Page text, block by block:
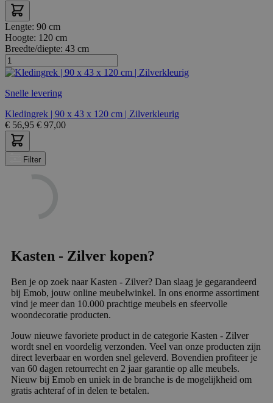
Lengte: 90 cm
Hoogte: 120 cm
Breedte/diepte: 43 cm
Snelle levering
Kledingrek | 90 x 43 x 120 cm | Zilverkleurig
€ 56,95 € 97,00
Filter
Kasten - Zilver kopen?
Ben je op zoek naar Kasten - Zilver? Dan slaag je gegarandeerd
bij Emob, jouw online meubelwinkel. In ons enorme assortiment
vind je meer dan 10.000 prachtige meubels en sfeervolle
woondecoratie producten.
Jouw nieuwe favoriete product in de categorie Kasten - Zilver
wordt snel en voordelig verzonden. Veel van onze producten zijn
direct leverbaar en worden snel geleverd. Bovendien profiteer je
van 60 dagen retourrecht en 2 jaar garantie op alle meubels.
Nieuw bij Emob en uniek in de branche is de mogelijkheid om
gratis achteraf of in delen te betalen.